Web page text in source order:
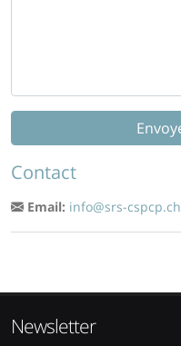
Contact
Email: info@srs-cspcp.ch
Newsletter